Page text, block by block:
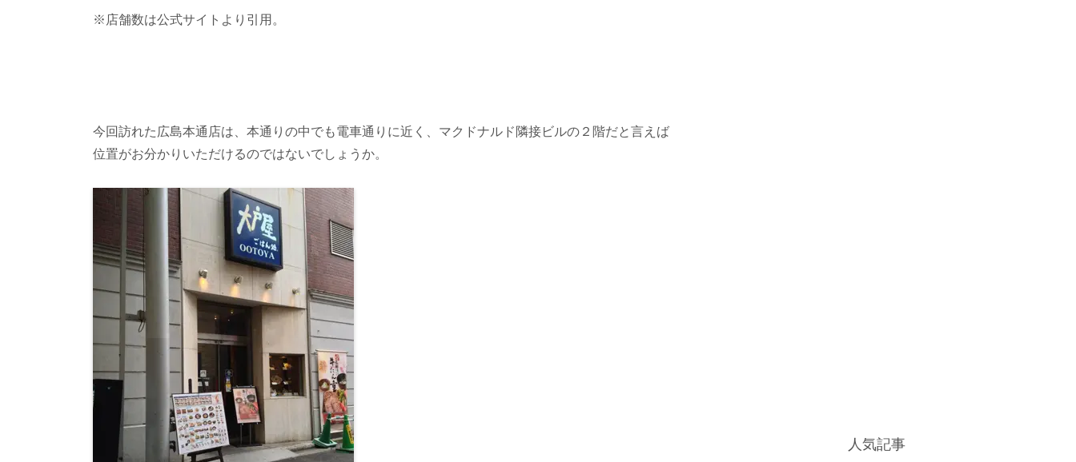
※店舗数は公式サイトより引用。
今回訪れた広島本通店は、本通りの中でも電車通りに近く、マクドナルド隣接ビルの２階だと言えば
位置がお分かりいただけるのではないでしょうか。
人気記事